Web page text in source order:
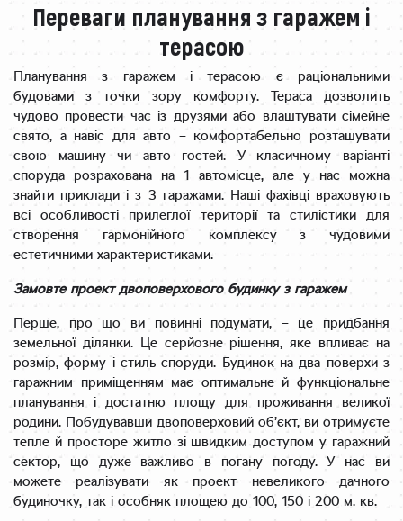
Переваги планування з гаражем і
терасою
Планування з гаражем і терасою є раціональними
будовами з точки зору комфорту. Тераса дозволить
чудово провести час із друзями або влаштувати сімейне
свято, а навіс для авто – комфортабельно розташувати
свою машину чи авто гостей. У класичному варіанті
споруда розрахована на 1 автомісце, але у нас можна
знайти приклади і з 3 гаражами. Наші фахівці враховують
всі особливості прилеглої території та стилістики для
створення гармонійного комплексу з чудовими
естетичними характеристиками.
Замовте проект двоповерхового будинку з гаражем
Перше, про що ви повинні подумати, – це придбання
земельної ділянки. Це серйозне рішення, яке впливає на
розмір, форму і стиль споруди. Будинок на два поверхи з
гаражним приміщенням має оптимальне й функціональне
планування і достатню площу для проживання великої
родини. Побудувавши двоповерховий об’єкт, ви отримуєте
тепле й просторе житло зі швидким доступом у гаражний
сектор, що дуже важливо в погану погоду. У нас ви
можете реалізувати як проект невеликого дачного
будиночку, так і особняк площею до 100, 150 і 200 м. кв.